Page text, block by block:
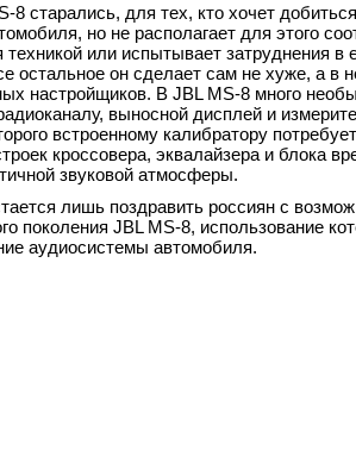
8 старались, для тех, кто хочет
но не располагает для этого
или испытывает затруднения в
остальное он сделает сам не хуже, а в
настройщиков. В JBL MS-8 много
выносной дисплей и
встроенному калибратору
кроссовера, эквалайзера и блока
звуковой атмосферы.
лишь поздравить россиян с
поколения JBL MS-8, использование
аудиосистемы автомобиля.